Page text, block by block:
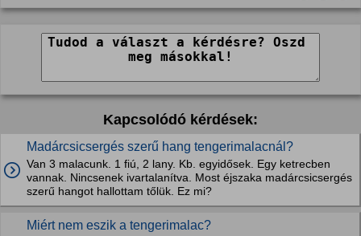
Kapcsolódó kérdések:
Madárcsicsergés szerű hang tengerimalacnál?
Van 3 malacunk. 1 fiú, 2 lany. Kb. egyidősek. Egy ketrecben
vannak. Nincsenek ivartalanítva. Most éjszaka madárcsicsergés
szerű hangot hallottam tőlük. Ez mi?
Miért nem eszik a tengerimalac?